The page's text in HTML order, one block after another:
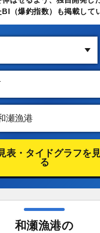
（爆釣指数）も掲載して
表・タイドグラフを
る
和瀬漁港の